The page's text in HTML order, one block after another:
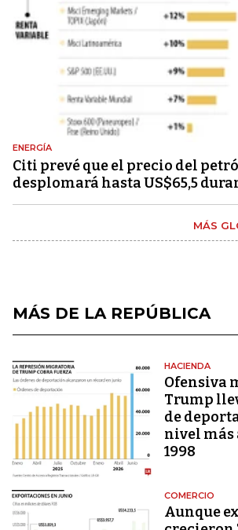
ENERGÍA
Citi prevé que el precio del
desplomará hasta US$65,5
MÁS
MÁS DE LA REPÚBLICA
HACIENDA
Ofensiva
Trump
de
nivel más
1998
COMERCIO
Aunque